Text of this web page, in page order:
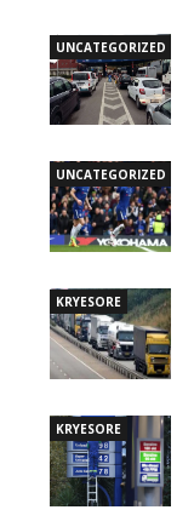
UNCATEGORIZED
UNCATEGORIZED
KRYESORE
KRYESORE